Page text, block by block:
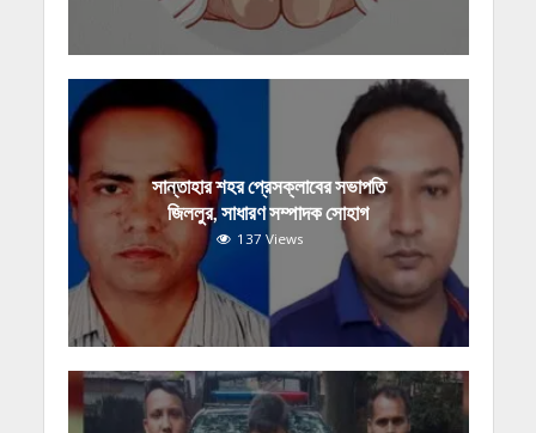
সান্তাহার শহর প্রেসক্লাবের সভাপতি
জিললুর, সাধারণ সম্পাদক সোহাগ
137 Views